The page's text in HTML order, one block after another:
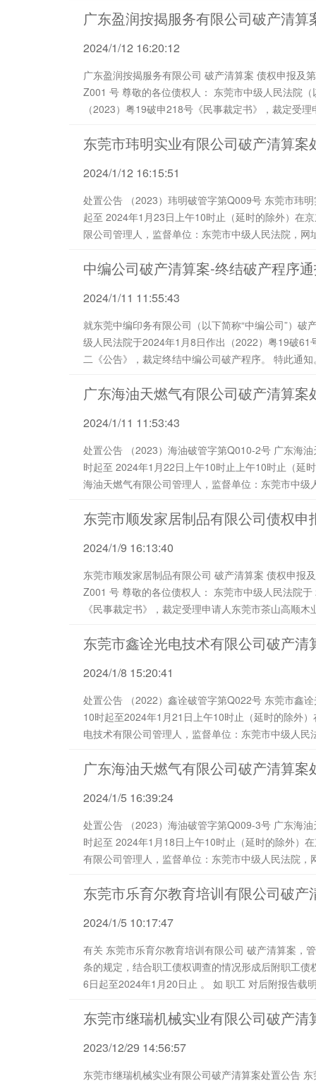
广东盈润按揭服务有限公司破产清
2024/1/12 16:20:12
广东盈润按揭服务有限公司 破产清算案 债权申报及第一次债权人会议通知 （ 202 4 ） 盈润 破管字第
Z001 号 尊敬的各位债权人： 东莞市中级人民法院（以下简称 “东莞中院”）2023年12月20日作出
（2023）粤19破申218号《民事裁定书》，裁定受
东莞市玮明实业有限公司破产清算案
2024/1/12 16:15:51
处置公告 （2023）玮明破管字第Q009号 东莞市玮明实业有限公司管理人将于2024年1月22日上午10时
起至 2024年1月23日上午10时止（延时的除外）在
限公司管理人，监督单位：东莞市中级人民法院，
中编公司破产清算案-终结破产程序
2024/1/11 11:55:43
就东莞中编印务有限公司（以下简称“中编公司”）
级人民法院于2024年1月8日作出（2022）粤19破
二《公告》，裁定终结中编公司破产程序。 特此通知。 东莞中编印务有限公司管理人 二〇二四年一月
广东海油天燃气有限公司破产清算案
2024/1/11 11:53:43
处置公告 （2023）海油破管字第Q010-2号 广东海油天燃气有限公司管理人将于2024年1月21日上午10
时起至 2024年1月22日上午10时止上午10时止（延
海油天燃气有限公司管理人，监督单位：东莞市中级
东莞市顺发家居制品有限公司债权
2024/1/9 16:13:40
东莞市顺发家居制品有限公司 破产清算案 债权申报及第一次债权人会议通知 （ 202 4 ） 顺发 破管字第
Z001 号 尊敬的各位债权人： 东莞市中级人民法院于 2023年12月27日作出（2023）粤19破申232号
《民事裁定书》，裁定受理申请人东莞市茶山高顺
东莞市鑫诠光电技术有限公司破产清
2024/1/8 15:20:41
处置公告 （2022）鑫诠破管字第Q022号 东莞市鑫诠光电技术有限公司管理人将于2024年1月20日上午
10时起至2024年1月21日上午10时止（延时的除外
电技术有限公司管理人，监督单位：东莞市中级人民
广东海油天燃气有限公司破产清算案
2024/1/5 16:39:24
处置公告 （2023）海油破管字第Q009-3号 广东海油天燃气有限公司管理人将于2024年1月17日上午10
时起至 2024年1月18日上午10时止（延时的除外）
有限公司管理人，监督单位：东莞市中级人民法院
东莞市乐育尔教育培训有限公司破产
2024/1/5 10:17:47
有关 东莞市乐育尔教育培训有限公司 破产清算案，管理人根据《中华人民共和国企业破产法》第四十八
条的规定，结合职工债权调查的情况形成后附职工债权报告，现依
6日起至2024年1月20日止 。 如 职工 对后附报告载明之职工债权数额有异议的，可在 2024年1月12日
东莞市继瑞机械实业有限公司破产清
2023/12/29 14:56:57
东莞市继瑞机械实业有限公司破产清算案处置公告 东莞市继瑞机械实业有限公司管理人将于 2024年1月